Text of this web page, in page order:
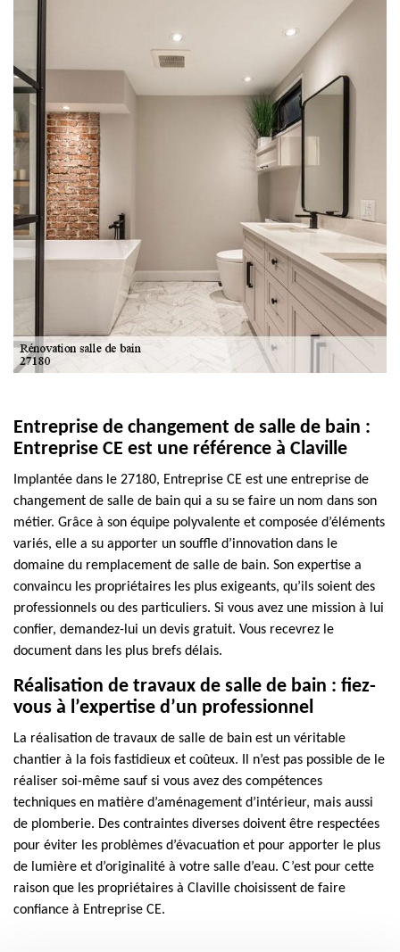
Entreprise de changement de salle de bain :
Entreprise CE est une référence à Claville
Implantée dans le 27180, Entreprise CE est une entreprise de
changement de salle de bain qui a su se faire un nom dans son
métier. Grâce à son équipe polyvalente et composée d’éléments
variés, elle a su apporter un souffle d’innovation dans le
domaine du remplacement de salle de bain. Son expertise a
convaincu les propriétaires les plus exigeants, qu’ils soient des
professionnels ou des particuliers. Si vous avez une mission à lui
confier, demandez-lui un devis gratuit. Vous recevrez le
document dans les plus brefs délais.
Réalisation de travaux de salle de bain : fiez-
vous à l’expertise d’un professionnel
La réalisation de travaux de salle de bain est un véritable
chantier à la fois fastidieux et coûteux. Il n’est pas possible de le
réaliser soi-même sauf si vous avez des compétences
techniques en matière d’aménagement d’intérieur, mais aussi
de plomberie. Des contraintes diverses doivent être respectées
pour éviter les problèmes d’évacuation et pour apporter le plus
de lumière et d’originalité à votre salle d’eau. C’est pour cette
raison que les propriétaires à Claville choisissent de faire
confiance à Entreprise CE.